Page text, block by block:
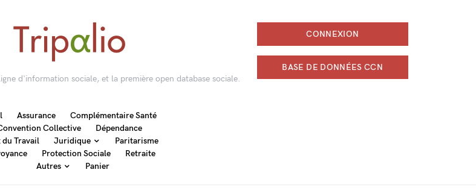
d'information sociale, et la première open database sociale.
CONNEXION
BASE DE DONNÉES CCN
Assurance
Complémentaire Santé
Collective
Dépendance
Travail
Juridique
Paritarisme
Protection Sociale
Retraite
Autres
Panier